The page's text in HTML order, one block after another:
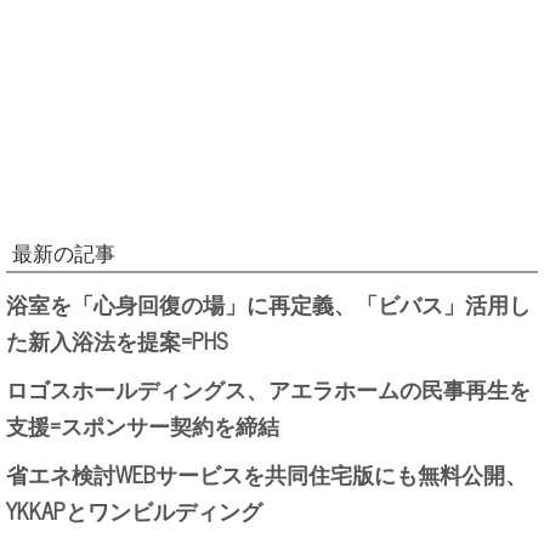
最新の記事
浴室を「心身回復の場」に再定義、「ビバス」活用し
た新入浴法を提案=PHS
ロゴスホールディングス、アエラホームの民事再生を
支援=スポンサー契約を締結
省エネ検討WEBサービスを共同住宅版にも無料公開、
YKKAPとワンビルディング